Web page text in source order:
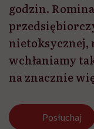
godzin.
nietoksycznej,
wchłaniamy
na znacznie
Posłuchaj